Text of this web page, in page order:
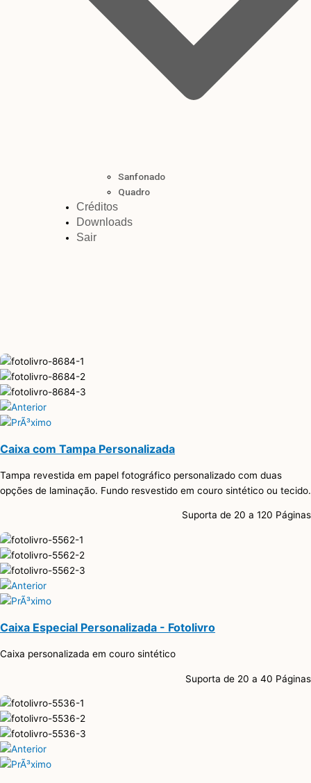
Sanfonado
Quadro
Créditos
Downloads
Sair
Caixa com Tampa Personalizada
Tampa revestida em papel fotográfico personalizado com duas
opções de laminação. Fundo resvestido em couro sintético ou tecido.
Suporta de 20 a 120 Páginas
Caixa Especial Personalizada - Fotolivro
Caixa personalizada em couro sintético
Suporta de 20 a 40 Páginas